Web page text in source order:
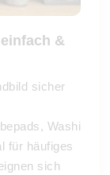
&
sicher
Washi
für häufiges
sich